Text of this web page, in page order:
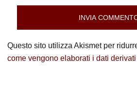
Questo sito utilizza Akismet per
come vengono elaborati i dati